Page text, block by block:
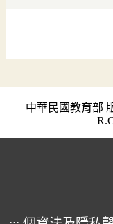
中華民國教育部